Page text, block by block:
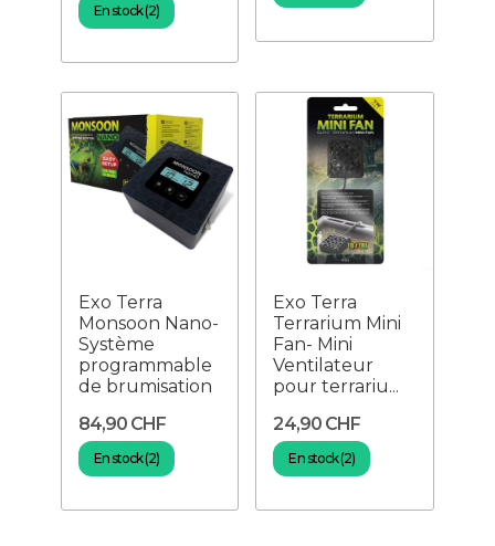
En stock (2)
Exo Terra
Monsoon Nano-
Système
programmable
de brumisation
84,90 CHF
En stock (2)
Exo Terra
Terrarium Mini
Fan- Mini
Ventilateur
pour terrariu...
24,90 CHF
En stock (2)